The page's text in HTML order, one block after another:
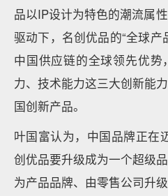
品以IP设计为特色的潮流属
驱动下，名创优品的“全球产
中国供应链的全球领先优
力、技术能力这三大创新能
国创新产品。
叶国富认为，中国品牌正在
创优品要升级成为一个超级
为产品品牌、由零售公司升